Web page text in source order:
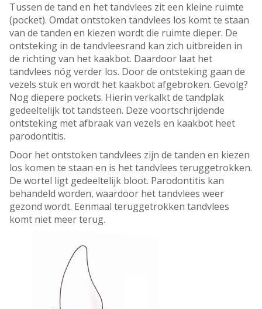
Tussen de tand en het tandvlees zit een kleine ruimte
(pocket). Omdat ontstoken tandvlees los komt te staan
van de tanden en kiezen wordt die ruimte dieper. De
ontsteking in de tandvleesrand kan zich uitbreiden in
de richting van het kaakbot. Daardoor laat het
tandvlees nóg verder los. Door de ontsteking gaan de
vezels stuk en wordt het kaakbot afgebroken. Gevolg?
Nog diepere pockets. Hierin verkalkt de tandplak
gedeeltelijk tot tandsteen. Deze voortschrijdende
ontsteking met afbraak van vezels en kaakbot heet
parodontitis.
Door het ontstoken tandvlees zijn de tanden en kiezen
los komen te staan en is het tandvlees teruggetrokken.
De wortel ligt gedeeltelijk bloot. Parodontitis kan
behandeld worden, waardoor het tandvlees weer
gezond wordt. Eenmaal teruggetrokken tandvlees
komt niet meer terug.